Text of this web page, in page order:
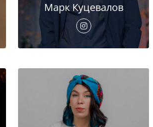
Марк Куцевалов